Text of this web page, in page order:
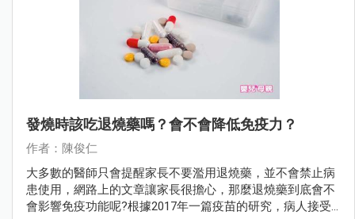
發燒時該吃退燒藥嗎？會不會降低免疫力？
作者：陳俊仁
大多數的醫師只會提醒家長不要濫用退燒藥，並不會禁止病
患使用，網路上的文章讓家長很擔心，那麼退燒藥到底會不
會影響免疫功能呢?根據2017年一篇疫苗的研究，病人接受